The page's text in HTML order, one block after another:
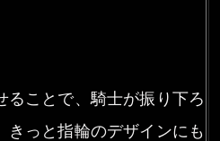
ことで、騎士が振り下ろ
っと指輪のデザインにも